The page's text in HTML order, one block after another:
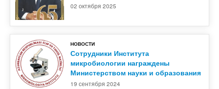
02 октября 2025
НОВОСТИ
Сотрудники Института
микробиологии награждены
Министерством науки и образования
19 сентября 2024